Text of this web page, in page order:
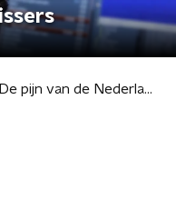
#873 - De pijn van de Nederlandse pulsvissers